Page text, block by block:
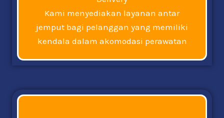
Kami menyediakan layanan antar
jemput bagi pelanggan yang memiliki
kendala dalam akomodasi perawatan